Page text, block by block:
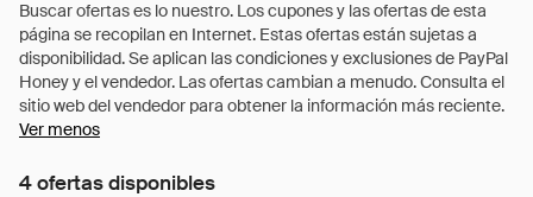
Ver menos
4 ofertas disponibles